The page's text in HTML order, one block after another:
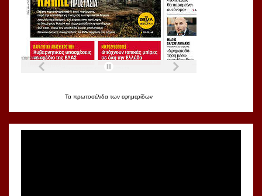
Τα πρωτοσέλιδα των εφημερίδων